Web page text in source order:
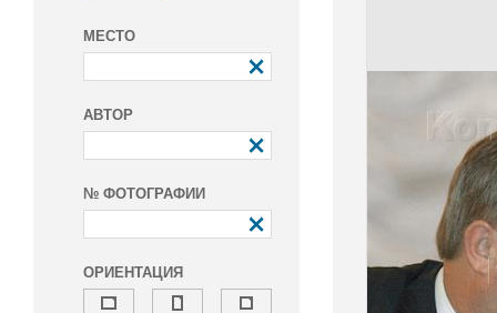
МЕСТО
АВТОР
№ ФОТОГРАФИИ
ОРИЕНТАЦИЯ